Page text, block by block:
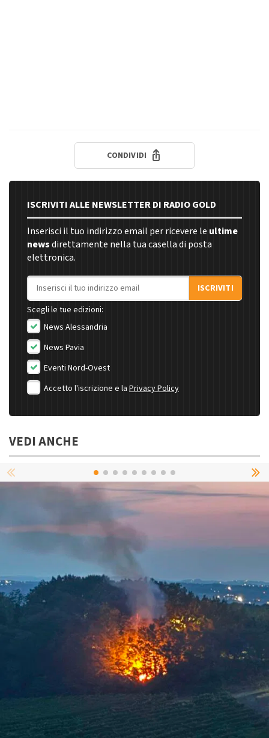
CONDIVIDI
ISCRIVITI ALLE NEWSLETTER DI RADIO GOLD
Inserisci il tuo indirizzo email per ricevere le ultime
newsdirettamente nella tua casella di posta
elettronica.
Indirizzo email
ISCRIVITI
Scegli le tue edizioni:
News Alessandria
News Pavia
Eventi Nord-Ovest
Accetto l'iscrizione e la Privacy Policy
VEDI ANCHE